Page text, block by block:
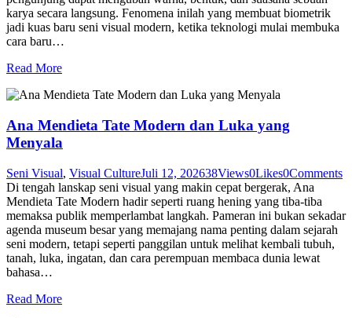
karya secara langsung. Fenomena inilah yang membuat biometrik
jadi kuas baru seni visual modern, ketika teknologi mulai membuka
cara baru…
Read More
Ana Mendieta Tate Modern dan Luka yang
Menyala
Seni Visual, Visual CultureJuli 12, 202638Views0Likes0Comments
Di tengah lanskap seni visual yang makin cepat bergerak, Ana
Mendieta Tate Modern hadir seperti ruang hening yang tiba-tiba
memaksa publik memperlambat langkah. Pameran ini bukan sekadar
agenda museum besar yang memajang nama penting dalam sejarah
seni modern, tetapi seperti panggilan untuk melihat kembali tubuh,
tanah, luka, ingatan, dan cara perempuan membaca dunia lewat
bahasa…
Read More